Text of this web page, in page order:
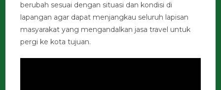
berubah sesuai dengan situasi dan kondisi di
lapangan agar dapat menjangkau seluruh lapisan
masyarakat yang mengandalkan jasa travel untuk
pergi ke kota tujuan.